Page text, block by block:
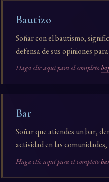
Bautizo
Soñar con el bautismo,
defensa de sus opiniones
Haga clic aquí para el completo
Bar
Soñar que atiendes un bar,
actividad en las
Haga clic aquí para el completo